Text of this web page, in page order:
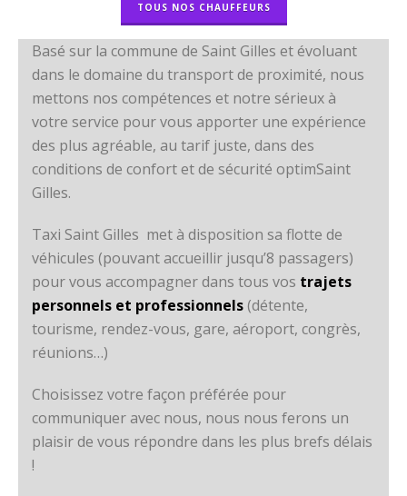
TOUS NOS CHAUFFEURS
Basé sur la commune de Saint Gilles et évoluant
dans le domaine du transport de proximité, nous
mettons nos compétences et notre sérieux à
votre service pour vous apporter une expérience
des plus agréable, au tarif juste, dans des
conditions de confort et de sécurité optimSaint
Gilles.
Taxi Saint Gilles met à disposition sa flotte de
véhicules (pouvant accueillir jusqu’8 passagers)
pour vous accompagner dans tous vos trajets
personnels et professionnels(détente,
tourisme, rendez-vous, gare, aéroport, congrès,
réunions…)
Choisissez votre façon préférée pour
communiquer avec nous, nous nous ferons un
plaisir de vous répondre dans les plus brefs délais
!